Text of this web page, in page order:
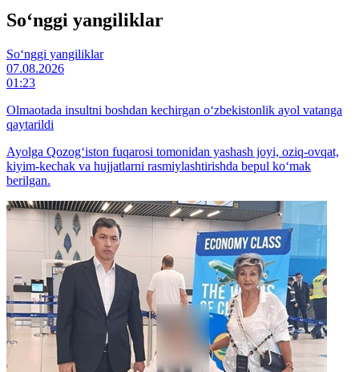
So‘nggi yangiliklar
So‘nggi yangiliklar
07.08.2026
01:23
Olmaotada insultni boshdan kechirgan o‘zbekistonlik ayol vatanga
qaytarildi
Ayolga Qozog‘iston fuqarosi tomonidan yashash joyi, oziq-ovqat,
kiyim-kechak va hujjatlarni rasmiylashtirishda bepul ko‘mak
berilgan.